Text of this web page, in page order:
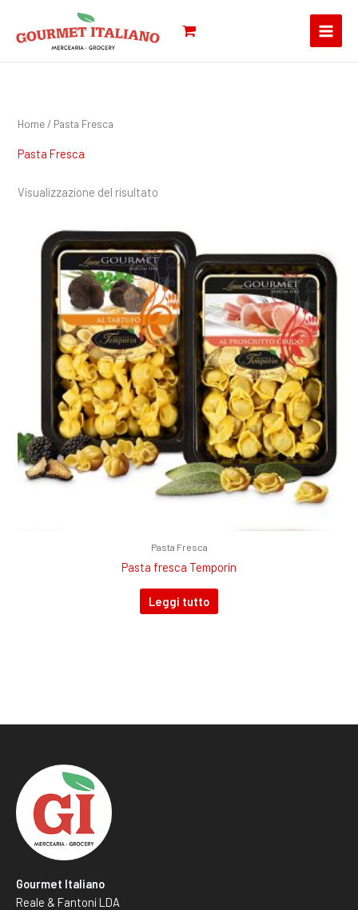
contenuto
Home/ Pasta Fresca
Pasta Fresca
Visualizzazione del risultato
Pasta Fresca
Pasta fresca Temporin
Leggi tutto
Gourmet Italiano
Reale & Fantoni LDA